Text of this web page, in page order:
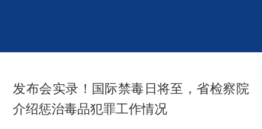
发布会实录！国际禁毒日将至，省检察院
介绍惩治毒品犯罪工作情况